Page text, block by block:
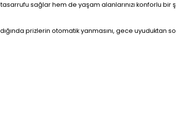
tasarrufu sağlar hem de yaşam alanlarınızı konforlu
prizlerin otomatik yanmasını, gece uyuduktan